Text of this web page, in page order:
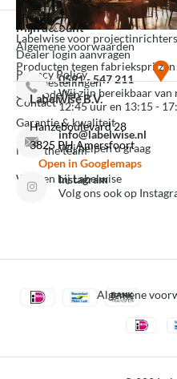
Experience Center Amersfoort
Labelwise voor projectinrichters
Producten tegen fabrieksprijzen
3D modellen
Garantie & kwaliteit
Meet the team
Werken bij Labelwise
Veelgestelde vragen
Algemene voorwaarden
Privacy Policy
Contact
Mijn account
Dealer login aanvragen
Mijn bestellingen
0591 - 547 211
Wij zijn bereikbaar van
12:45 uur en 13:15 -
info@labelwise.nl
Wij helpen u graag
Instagram
Volg ons ook op
Labelwise B.V.
Hanzeboulevard 28
3825 PH Amersfoort
Open in Googlemaps
Algemene